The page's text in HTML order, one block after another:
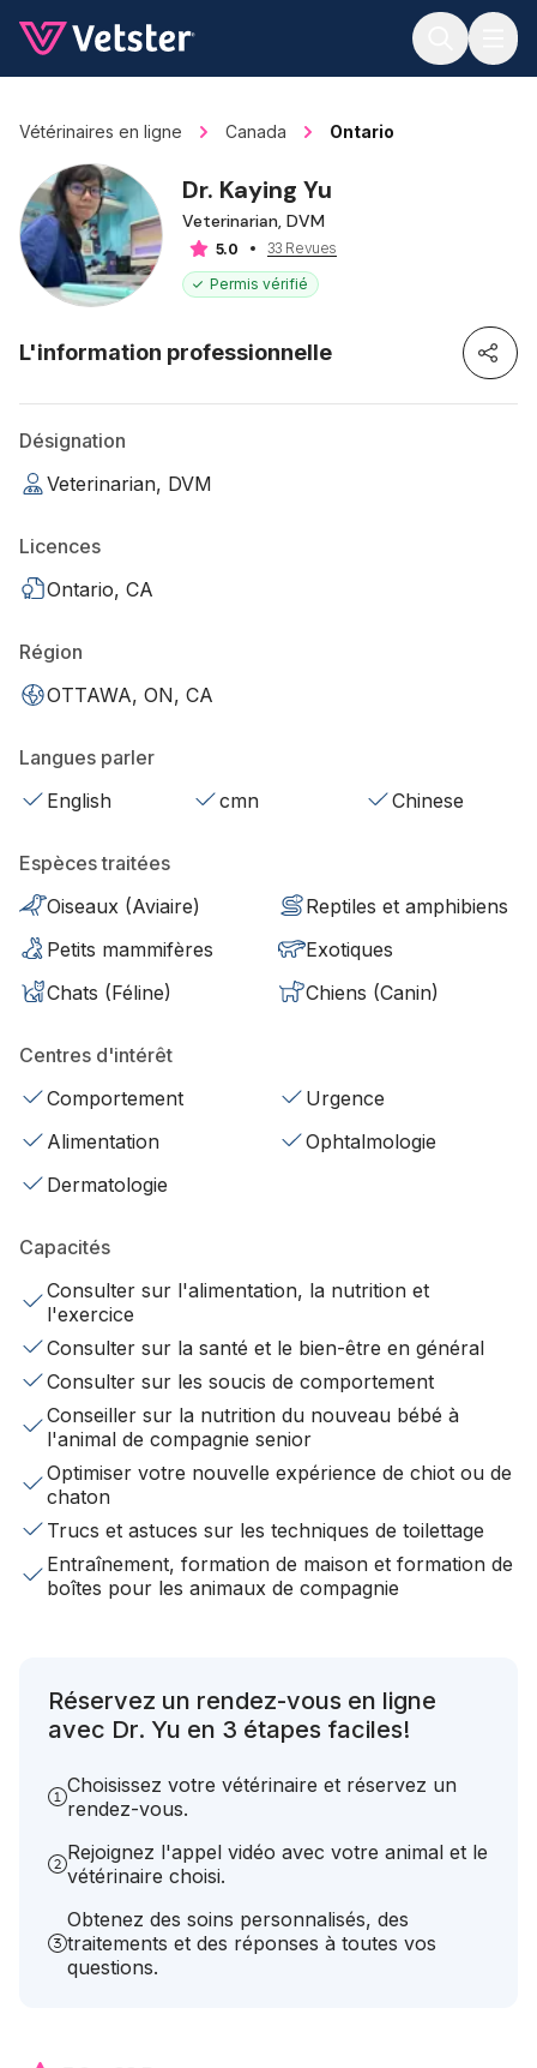
Vétérinaires en ligne Canada Ontario
Dr. Kaying Yu
Veterinarian, DVM
5.0
33 Revues
Permis vérifié
L'information professionnelle
Désignation
Veterinarian, DVM
Licences
Ontario, CA
Région
OTTAWA, ON, CA
Langues parler
English
cmn Chinese
Espèces traitées
Oiseaux (Aviaire)
Reptiles et amphibiens
Petits mammifères
Exotiques
Chats (Féline)
Chiens (Canin)
Centres d'intérêt
Comportement
Urgence
Alimentation
Ophtalmologie
Dermatologie
Capacités
Consulter sur l'alimentation, la nutrition et
l'exercice
Consulter sur la santé et le bien-être en général
Consulter sur les soucis de comportement
Conseiller sur la nutrition du nouveau bébé à
l'animal de compagnie senior
Optimiser votre nouvelle expérience de chiot ou de
chaton
Trucs et astuces sur les techniques de toilettage
Entraînement, formation de maison et formation de
boîtes pour les animaux de compagnie
Réservez un rendez-vous en ligne
avec Dr. Yu en 3 étapes faciles!
Choisissez votre vétérinaire et réservez un
rendez-vous.
Rejoignez l'appel vidéo avec votre animal et le
vétérinaire choisi.
Obtenez des soins personnalisés, des
traitements et des réponses à toutes vos
questions.